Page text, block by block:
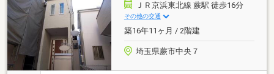
ＪＲ京浜東北線 蕨駅 徒歩16分
その他の交通
築16年11ヶ月 / 2階建
埼玉県蕨市中央７